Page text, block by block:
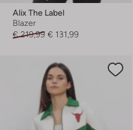
Alix The Label
Blazer
€ 219,99 € 131,99